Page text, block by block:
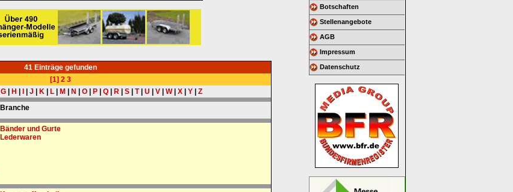
41 Einträge gefunden
[1] 2 3
G| H J K| L| M N O| P| Q| R| S| T| U V| W| X| Y| Z
Branche
Bänder und Gurte
Lederwaren
Botschaften
Stellenangebote
AGB
Impressum
Datenschutz